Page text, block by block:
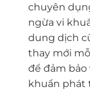
chuyên
ngừa vi
dung dịch
thay mới
để đảm bảo
khuẩn phát